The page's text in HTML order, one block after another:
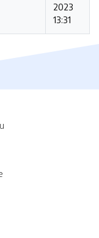
2023
13:31